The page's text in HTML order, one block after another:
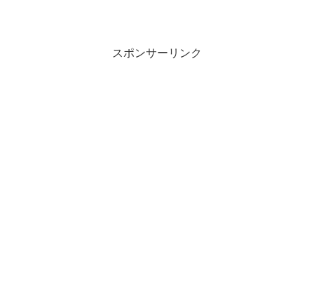
スポンサーリンク